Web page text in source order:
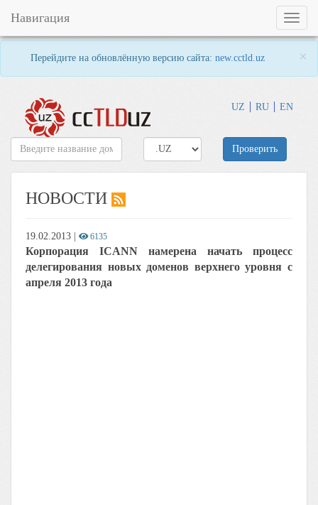
Перейдите на обновлённую версию сайта: new.cctld.uz ×
UZ RU EN
Toggle
Навигация
Проверить
НОВОСТИ
19.02.2013 6135
Корпорация ICANN намерена начать процесс
делегирования новых доменов верхнего уровня с
апреля 2013 года